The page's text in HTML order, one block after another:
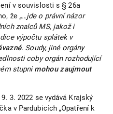
v souvislosti s § 26a
že „…jde o právní názor
znalců MS, jakož i
výpočtu splátek v
. Soudy, jiné orgány
coby orgán rozhodující
stupni mohou zaujmout
3. 2022 se vydává Krajský
v Pardubicích „Opatření k